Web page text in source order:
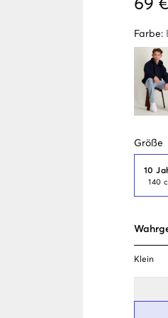
69 €
Farbe:
Größe
10
140
Klein